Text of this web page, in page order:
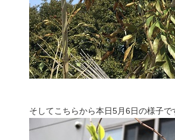
そしてこちらから本日5月6日の様子で